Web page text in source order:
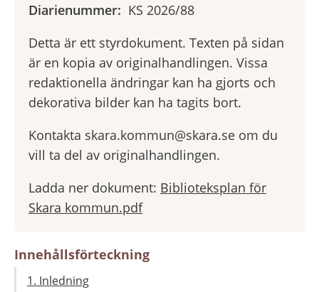
Diarienummer: KS 2026/88
Detta är ett styrdokument. Texten på sidan
är en kopia av originalhandlingen. Vissa
redaktionella ändringar kan ha gjorts och
dekorativa bilder kan ha tagits bort.
Kontakta skara.kommun@skara.se om du
vill ta del av originalhandlingen.
Ladda ner dokument: Biblioteksplan för
Skara kommun.pdf
Innehållsförteckning
1. Inledning